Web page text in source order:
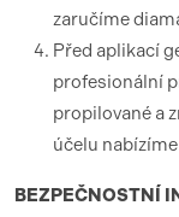
zaručíme
Před aplikací
profesionální
propilované a
účelu
BEZPEČNOSTNÍ